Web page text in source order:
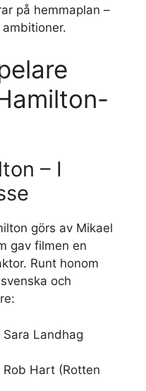
på hemmaplan –
– I
görs av Mikael
gav filmen en
Runt honom
och
Landhag
Hart (Rotten